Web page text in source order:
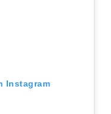
Instagram